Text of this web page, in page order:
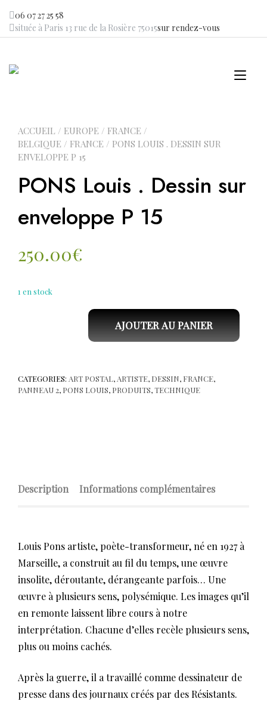
content
06 07 27 25 58
située à Paris 13 rue de la Rosière 75015sur rendez-vous
ACCUEIL / EUROPE / FRANCE /
BELGIQUE / FRANCE / PONS LOUIS . DESSIN SUR
ENVELOPPE P 15
PONS Louis . Dessin sur
enveloppe P 15
250.00€
1 en stock
quantité de PONS Louis . Dessin sur enveloppe P 15
AJOUTER AU PANIER
CATEGORIES: ART POSTAL, ARTISTE, DESSIN, FRANCE,
PANNEAU 2, PONS LOUIS, PRODUITS,TECHNIQUE
Description Informations complémentaires
Louis Pons artiste, poète-transformeur, né en 1927 à
Marseille, a construit au fil du temps, une œuvre
insolite, déroutante, dérangeante parfois… Une
œuvre à plusieurs sens, polysémique. Les images qu’il
en remonte laissent libre cours à notre
interprétation. Chacune d’elles recèle plusieurs sens,
plus ou moins cachés.
Après la guerre, il a travaillé comme dessinateur de
presse dans des journaux créés par des Résistants.